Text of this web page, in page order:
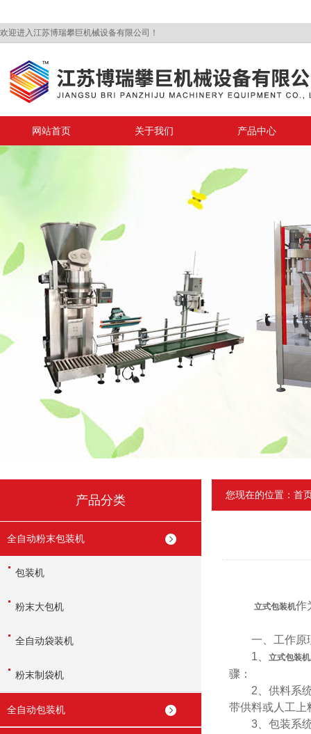
欢迎进入江苏博瑞攀巨机械设备有限公司！
网站首页 关于我们 产品中心
产品分类
全自动粉末包装机
包装机
粉末大包机
全自动袋装机
粉末制袋机
全自动包装机
您现在的位置： 首
立式包装机作
一、工作原
1、
立式包装机
骤：
2、供料系统
带供料或人工上
3、包装系统